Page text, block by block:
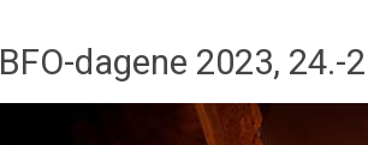
BFO-dagene 2023, 24.-